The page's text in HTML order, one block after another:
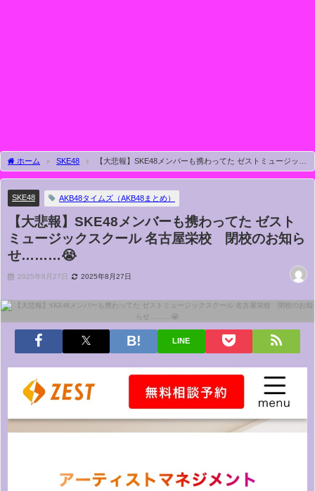
ホーム SKE48
【大悲報】SKE48メンバーも携わってた ゼストミュージック
スクール 名古屋栄校 閉校のお知らせ………😭
SKE48 AKB48タイムズ（AKB48まとめ）
【大悲報】SKE48メンバーも携わってた ゼスト
ミュージックスクール 名古屋栄校 閉校のお知ら
せ………😭
2025年8月27日 2025年8月27日
LINE